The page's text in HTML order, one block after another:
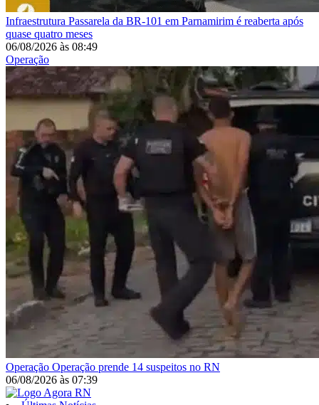
Infraestrutura Passarela da BR-101 em Parnamirim é reaberta após
quase quatro meses
06/08/2026 às 08:49
Operação
Operação Operação prende 14 suspeitos no RN
06/08/2026 às 07:39